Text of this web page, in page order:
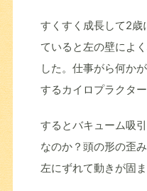
すくすく成長して2歳
ていると左の壁によ
した。仕事がら何か
するカイロプラクタ
するとバキューム吸
なのか？頭の形の歪
左にずれて動きが固